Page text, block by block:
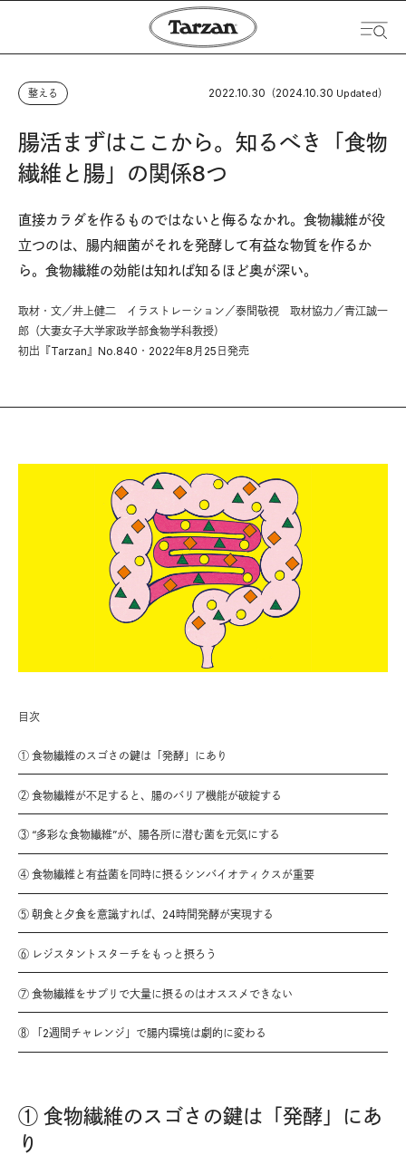
整える 2022.10.30 （2024.10.30 Updated）
腸活まずはここから。知るべき「食物
繊維と腸」の関係8つ
直接カラダを作るものではないと侮るなかれ。食物繊維が役
立つのは、腸内細菌がそれを発酵して有益な物質を作るか
ら。食物繊維の効能は知れば知るほど奥が深い。
取材・文／井上健二 イラストレーション／泰間敬視 取材協力／青江誠一
郎（大妻女子大学家政学部食物学科教授）
初出『Tarzan』No.840・2022年8月25日発売
目次
① 食物繊維のスゴさの鍵は「発酵」にあり
② 食物繊維が不足すると、腸のバリア機能が破綻する
③ “多彩な食物繊維”が、腸各所に潜む菌を元気にする
④ 食物繊維と有益菌を同時に摂るシンバイオティクスが重要
⑤ 朝食と夕食を意識すれば、24時間発酵が実現する
⑥ レジスタントスターチをもっと摂ろう
⑦ 食物繊維をサプリで大量に摂るのはオススメできない
⑧ 「2週間チャレンジ」で腸内環境は劇的に変わる
① 食物繊維のスゴさの鍵は「発酵」にあ
り